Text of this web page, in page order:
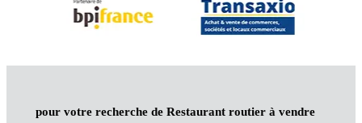
pour votre recherche de Restaurant routier à vendre